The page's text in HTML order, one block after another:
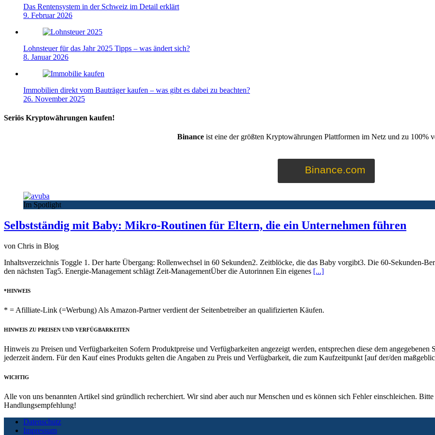
Das Rentensystem in der Schweiz im Detail erklärt
9. Februar 2026
Lohnsteuer für das Jahr 2025 Tipps – was ändert sich?
8. Januar 2026
Immobilien direkt vom Bauträger kaufen – was gibt es dabei zu beachten?
26. November 2025
Seriös Kryptowährungen kaufen!
Binanceist eine der größten Kryptowährungen Plattformen im Netz und zu 100%
Binance.com
Im Spotlight
Selbstständig mit Baby: Mikro-Routinen für Eltern, die ein Unternehmen führen
von Chris in Blog
Inhaltsverzeichnis Toggle 1. Der harte Übergang: Rollenwechsel in 60 Sekunden2. Zeitblöcke, die das Baby vorgibt3. Die 60-Sekunden-
den nächsten Tag5. Energie-Management schlägt Zeit-ManagementÜber die Autorinnen Ein eigenes [...]
*HINWEIS
* = Afilliate-Link (=Werbung) Als Amazon-Partner verdient der Seitenbetreiber an qualifizierten Käufen.
HINWEIS ZU PREISEN UND VERFÜGBARKEITEN
Hinweis zu Preisen und Verfügbarkeiten Sofern Produktpreise und Verfügbarkeiten angezeigt werden, entsprechen diese dem
jederzeit ändern. Für den Kauf eines Produkts gelten die Angaben zu Preis und Verfügbarkeit, die zum Kaufzeitpunkt [auf der/den
WICHTIG
Alle von uns benannten Artikel sind gründlich recherchiert. Wir sind aber auch nur Menschen und es können sich Fehler einschleichen.
Handlungsempfehlung!
Datenschutz
Impressum